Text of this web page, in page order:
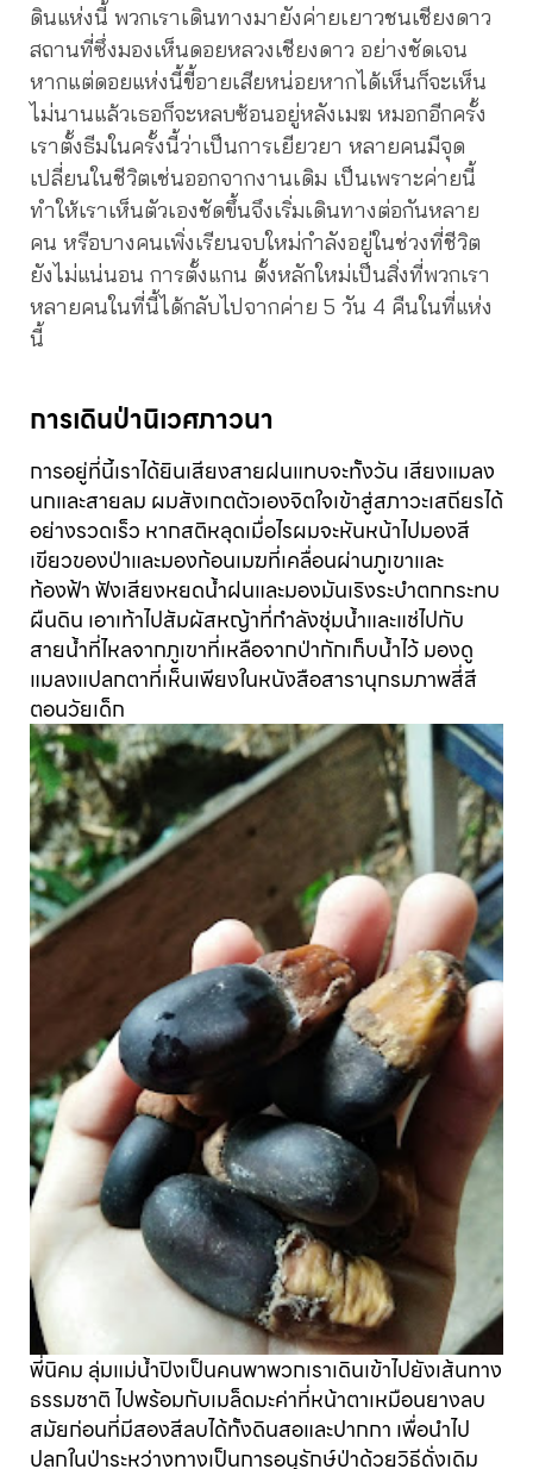
ดินแห่งนี้ พวกเราเดินทางมายังค่ายเยาวชนเชียงดาว
สถานที่ซึ่งมองเห็นดอยหลวงเชียงดาว อย่างชัดเจน
หากแต่ดอยแห่งนี้ขี้อายเสียหน่อยหากได้เห็นก็จะเห็น
ไม่นานแล้วเธอก็จะหลบซ้อนอยู่หลังเมฆ หมอกอีกครั้ง
เราตั้งธีมในครั้งนี้ว่าเป็นการเยียวยา หลายคนมีจุด
เปลี่ยนในชีวิตเช่นออกจากงานเดิม เป็นเพราะค่ายนี้
ทำให้เราเห็นตัวเองชัดขึ้นจึงเริ่มเดินทางต่อกันหลาย
คน หรือบางคนเพิ่งเรียนจบใหม่กำลังอยู่ในช่วงที่ชีวิต
ยังไม่แน่นอน การตั้งแกน ตั้งหลักใหม่เป็นสิ่งที่พวกเรา
หลายคนในที่นี้ได้กลับไปจากค่าย 5 วัน 4 คืนในที่แห่ง
นี้
การเดินป่านิเวศภาวนา
การอยู่ที่นี้เราได้ยินเสียงสายฝนแทบจะทั้งวัน เสียงแมลง
นกและสายลม ผมสังเกตตัวเองจิตใจเข้าสู่สภาวะเสถียรได้
อย่างรวดเร็ว หากสติหลุดเมื่อไรผมจะหันหน้าไปมองสี
เขียวของป่าและมองก้อนเมฆที่เคลื่อนผ่านภูเขาและ
ท้องฟ้า ฟังเสียงหยดน้ำฝนและมองมันเริงระบำตกกระทบ
ผืนดิน เอาเท้าไปสัมผัสหญ้าที่กำลังชุ่มน้ำและแช่ไปกับ
สายน้ำที่ไหลจากภูเขาที่เหลือจากป่ากักเก็บน้ำไว้ มองดู
แมลงแปลกตาที่เห็นเพียงในหนังสือสารานุกรมภาพสี่สี
ตอนวัยเด็ก
พี่นิคม ลุ่มแม่น้ำปิงเป็นคนพาพวกเราเดินเข้าไปยังเส้นทาง
ธรรมชาติ ไปพร้อมกับเมล็ดมะค่าที่หน้าตาเหมือนยางลบ
สมัยก่อนที่มีสองสีลบได้ทั้งดินสอและปากกา เพื่อนำไป
ปลูกในป่าระหว่างทางเป็นการอนุรักษ์ป่าด้วยวิธีดั่งเดิม